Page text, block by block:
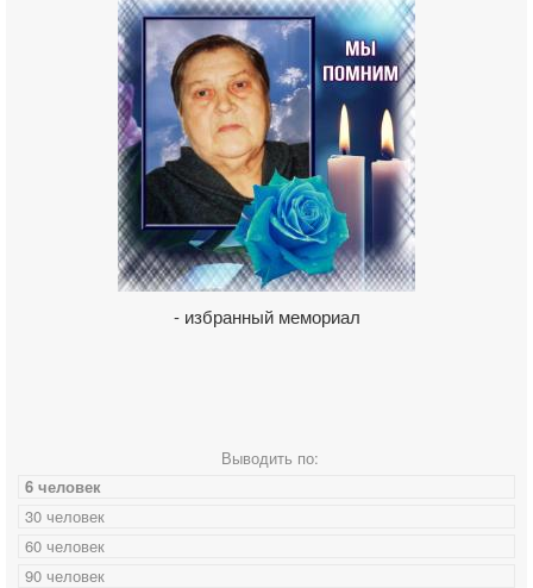
- избранный мемориал
Выводить по:
6 человек
30 человек
60 человек
90 человек